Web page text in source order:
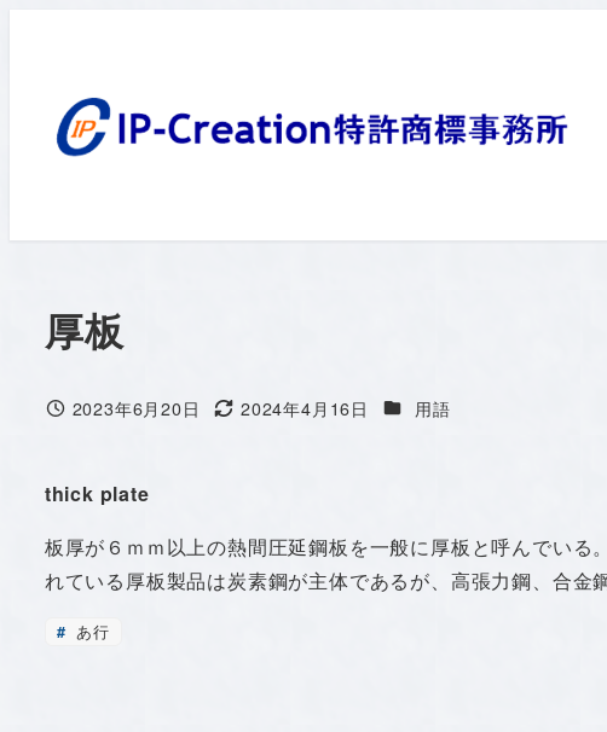
厚板
投稿日
2023年6月20日
更新日
2024年4月16日 カテゴリー
用語
thick plate
板厚が６ｍｍ以上の熱間圧延鋼板を一般に厚板と呼んでい
れている厚板製品は炭素鋼が主体であるが、高張力鋼、合金
あ行